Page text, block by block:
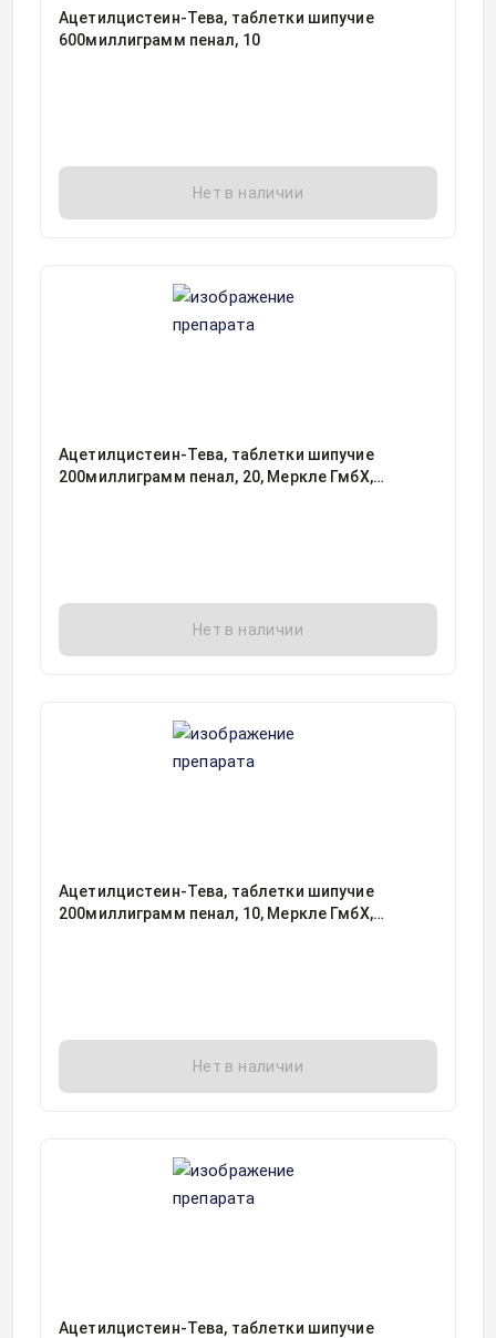
Ацетилцистеин-Тева, таблетки шипучие
600миллиграмм пенал, 10
Нет в наличии
Ацетилцистеин-Тева, таблетки шипучие
200миллиграмм пенал, 20, Меркле ГмбХ,
Нет в наличии
Ацетилцистеин-Тева, таблетки шипучие
200миллиграмм пенал, 10, Меркле ГмбХ,
Нет в наличии
Ацетилцистеин-Тева, таблетки шипучие